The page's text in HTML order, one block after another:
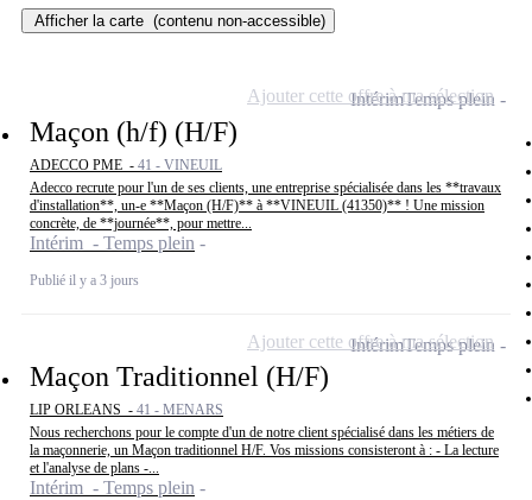
Afficher la carte (contenu non-accessible)
Maçon (h/f) (H/F)
ADECCO PME - 41 - VINEUIL
Adecco recrute pour l'un de ses clients, une entreprise spécialisée dans les **travaux
d'installation**, un-e **Maçon (H/F)** à **VINEUIL (41350)** ! Une mission
concrète, de **journée**, pour mettre...
Intérim - Temps plein
Publié il y a 3 jours
IntérimTemps plein
Ajouter cette offre à ma sélection
Maçon Traditionnel (H/F)
LIP ORLEANS - 41 - MENARS
Nous recherchons pour le compte d'un de notre client spécialisé dans les métiers de
la maçonnerie, un Maçon traditionnel H/F. Vos missions consisteront à : - La lecture
et l'analyse de plans -...
Intérim - Temps plein
IntérimTemps plein
Ajouter cette offre à ma sélection